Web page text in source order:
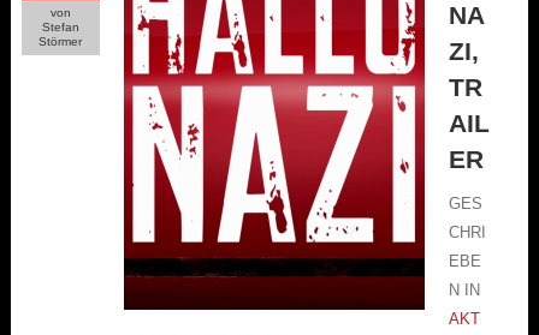
von
Stefan
Störmer
NA
ZI,
TR
AIL
ER
GES
CHRI
EBE
N IN
AKT